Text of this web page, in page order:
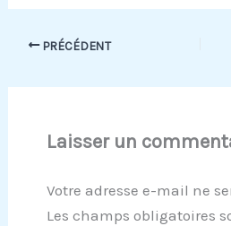
PRÉCÉDENT
Laisser un
Votre adresse e-mail ne
Les champs obligatoires